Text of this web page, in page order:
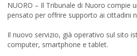
NUORO – Il Tribunale di Nuoro compie
pensato per offrire supporto ai cittadini
Il nuovo servizio, già operativo sul sito
computer, smartphone e tablet.